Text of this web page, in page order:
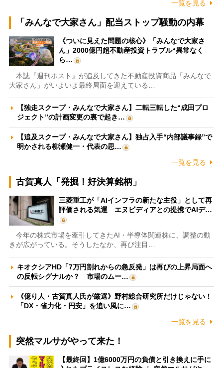
一覧を見る
「みんなで大家さん」配当ストップ騒動の内幕
《ついに見えた問題の核心》「みんなで大家さ
ん」2000億円超不動産投資トラブル“異常なく
ら…
本誌『週刊ポスト』が追及してきた不動産投資商品「みんなで
大家さん」がいよいよ最終局面を迎えている…
【独走スクープ・みんなで大家さん】二転三転した“成田プロ
ジェクト”の計画変更の裏で起き…
【追及スクープ・みんなで大家さん】独占入手“内部議事録”で
明かされる柳瀬健一・代表の思…
一覧を見る
古賀真人「発掘！好決算銘柄」
三菱重工が「AIインフラの新たな主役」として再
評価される気運 エヌビディアとの提携でAIデ…
今年の株式市場を牽引してきたAI・半導体関連株に、調整の動
きが広がっている。そうしたなか、再び注目…
キオクシアHD「7万円割れからの急反発」は再びの上昇局面へ
の反転シグナルか？ 市場のムー…
《億り人・古賀真人氏が厳選》野村総合研究所だけじゃない！
「DX・省力化・円安」を追い風に…
一覧を見る
突然マルサがやって来た！
【最終回】1億6000万円の負債と引き換えに手に